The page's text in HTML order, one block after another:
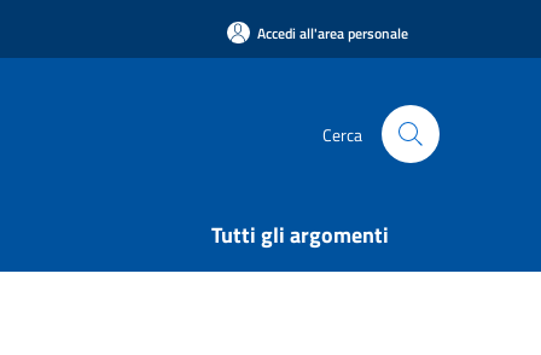
Accedi all'area personale
Cerca
Tutti gli argomenti